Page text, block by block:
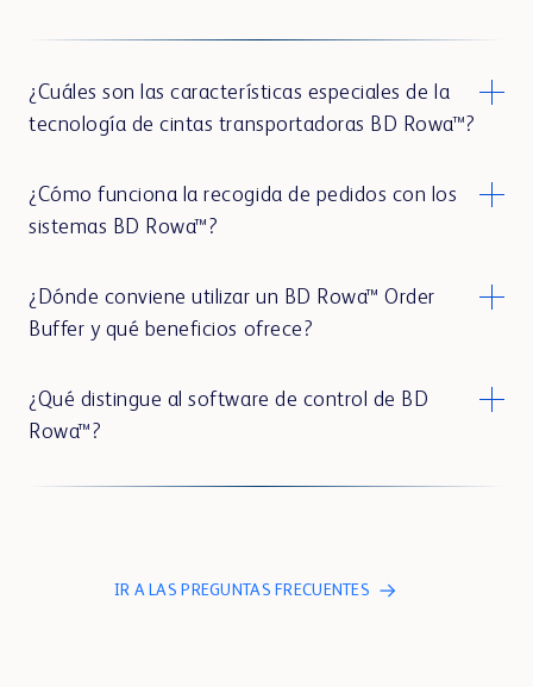
¿Cuáles son las características especiales de la
tecnología de cintas transportadoras BD Rowa™?
¿Cómo funciona la recogida de pedidos con los
sistemas BD Rowa™?
¿Dónde conviene utilizar un BD Rowa™ Order
Buffer y qué beneficios ofrece?
¿Qué distingue al software de control de BD
Rowa™?
IR A LAS PREGUNTAS FRECUENTES